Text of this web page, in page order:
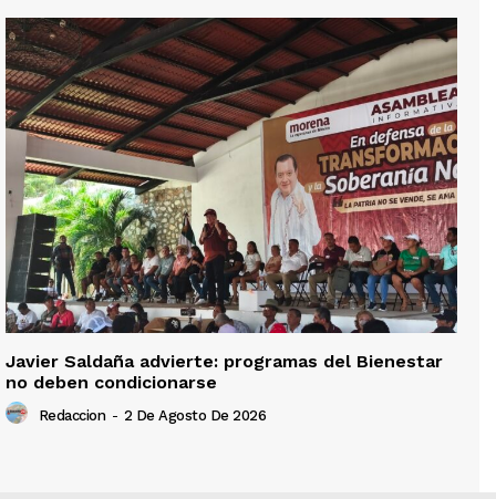
Javier Saldaña advierte: programas del Bienestar
no deben condicionarse
Redaccion - 2 De Agosto De 2026